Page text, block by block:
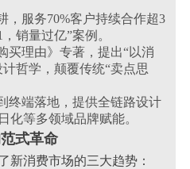
，服务70%客户持续合作超3
销量过亿”案例。
买理由》专著，提出“以消
哲学，颠覆传统“卖点思
终端落地，提供全链路设计
化等多领域品牌赋能。
式革命
新消费市场的三大趋势：